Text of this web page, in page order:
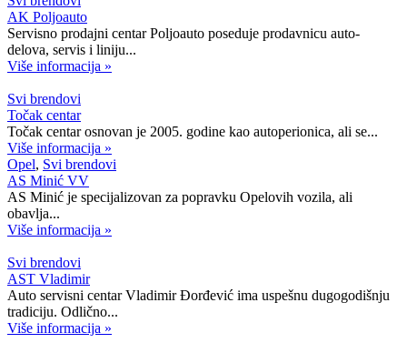
AK Poljoauto
Servisno prodajni centar Poljoauto poseduje prodavnicu auto-
delova, servis i liniju...
Više informacija »
Svi brendovi
Točak centar
Točak centar osnovan je 2005. godine kao autoperionica, ali se...
Više informacija »
Opel, Svi brendovi
AS Minić VV
AS Minić je specijalizovan za popravku Opelovih vozila, ali
obavlja...
Više informacija »
Svi brendovi
AST Vladimir
Auto servisni centar Vladimir Đorđević ima uspešnu dugogodišnju
tradiciju. Odlično...
Više informacija »